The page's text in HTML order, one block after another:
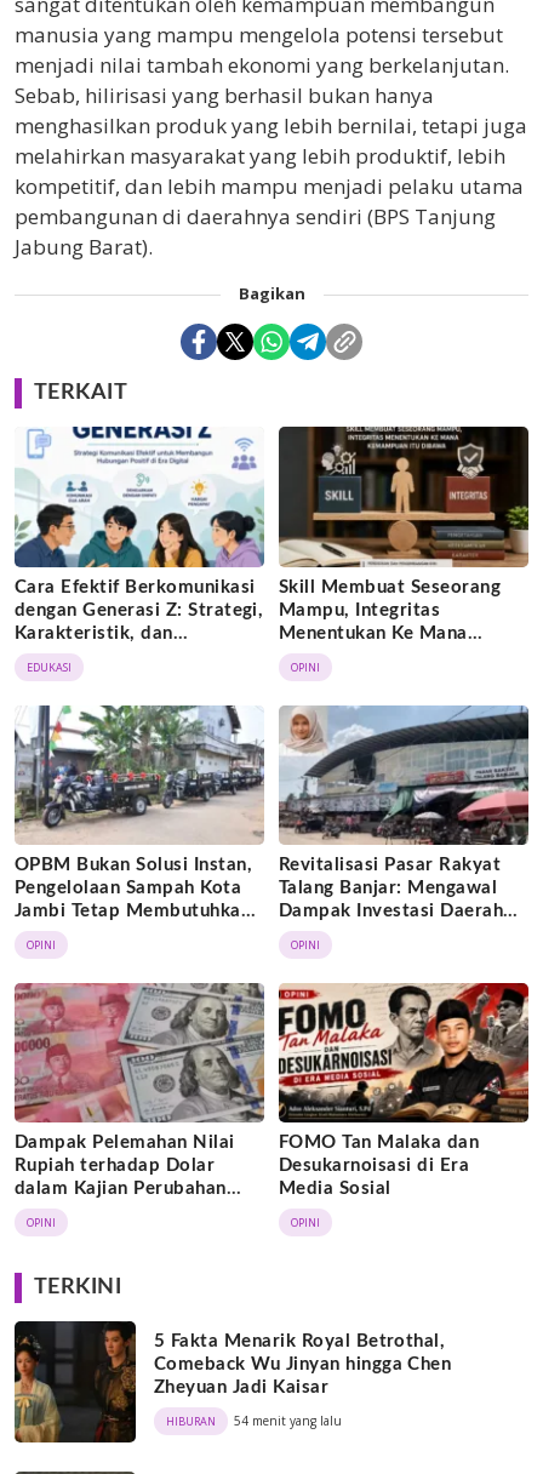
manusia yang mampu mengelola potensi tersebut
menjadi nilai tambah ekonomi yang berkelanjutan.
Sebab, hilirisasi yang berhasil bukan hanya
menghasilkan produk yang lebih bernilai, tetapi juga
melahirkan masyarakat yang lebih produktif, lebih
kompetitif, dan lebih mampu menjadi pelaku utama
pembangunan di daerahnya sendiri (BPS Tanjung
Jabung Barat).
Bagikan
TERKAIT
Cara Efektif Berkomunikasi
dengan Generasi Z: Strategi,
Karakteristik, dan
Tantangannya
EDUKASI
Skill Membuat Seseorang
Mampu, Integritas
Menentukan Ke Mana
Kemampuan Itu Dibawa
OPINI
OPBM Bukan Solusi Instan,
Pengelolaan Sampah Kota
Jambi Tetap Membutuhkan
Kolaborasi
OPINI
Revitalisasi Pasar Rakyat
Talang Banjar: Mengawal
Dampak Investasi Daerah
demi Ekonomi
Berkelanjutan
OPINI
Dampak Pelemahan Nilai
Rupiah terhadap Dolar
dalam Kajian Perubahan
Sosial dan Dinamika Politik
OPINI
FOMO Tan Malaka dan
Desukarnoisasi di Era
Media Sosial
OPINI
TERKINI
5 Fakta Menarik Royal Betrothal,
Comeback Wu Jinyan hingga Chen
Zheyuan Jadi Kaisar
HIBURAN 54 menit yang lalu